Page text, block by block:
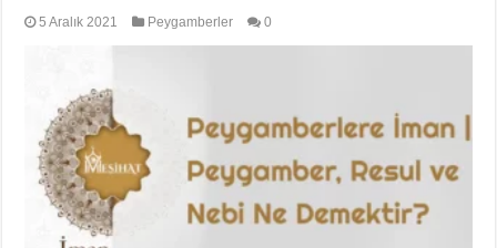
5 Aralık 2021 Peygamberler 0